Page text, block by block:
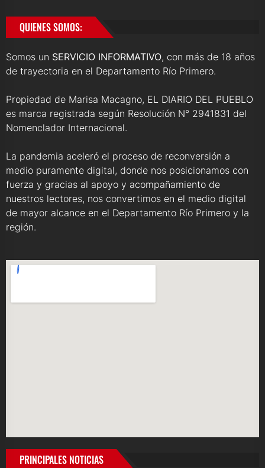
QUIENES SOMOS:
Somos un SERVICIO INFORMATIVO, con más de 18 años
de trayectoria en el Departamento Río Primero.
Propiedad de Marisa Macagno, EL DIARIO DEL PUEBLO
es marca registrada según Resolución N° 2941831 del
Nomenclador Internacional.
La pandemia aceleró el proceso de reconversión a
medio puramente digital, donde nos posicionamos con
fuerza y gracias al apoyo y acompañamiento de
nuestros lectores, nos convertimos en el medio digital
de mayor alcance en el Departamento Río Primero y la
región.
PRINCIPALES NOTICIAS